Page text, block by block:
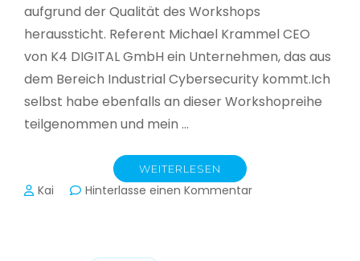
aufgrund der Qualität des Workshops
heraussticht. Referent Michael Krammel CEO
von K4 DIGITAL GmbH ein Unternehmen, das aus
dem Bereich Industrial Cybersecurity kommt.Ich
selbst habe ebenfalls an dieser Workshopreihe
teilgenommen und mein …
WEITERLESEN
Kai Hinterlasse einen Kommentarzu